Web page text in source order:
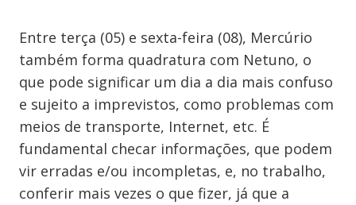
Entre terça (05) e sexta-feira (08), Mercúrio
também forma quadratura com Netuno, o
que pode significar um dia a dia mais confuso
e sujeito a imprevistos, como problemas com
meios de transporte, Internet, etc. É
fundamental checar informações, que podem
vir erradas e/ou incompletas, e, no trabalho,
conferir mais vezes o que fizer, já que a